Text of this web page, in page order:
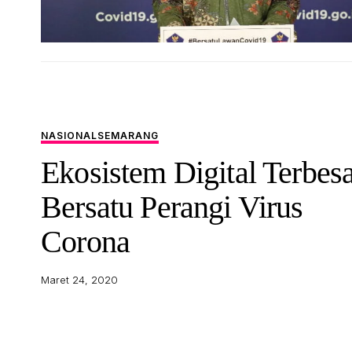
NASIONALSEMARANG
Ekosistem Digital
Bersatu Perangi Virus
Corona
Maret 24, 2020